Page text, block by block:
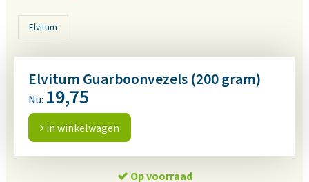
Elvitum
Elvitum Guarboonvezels (200 gram)
Nu: 19,75
in winkelwagen
Op voorraad